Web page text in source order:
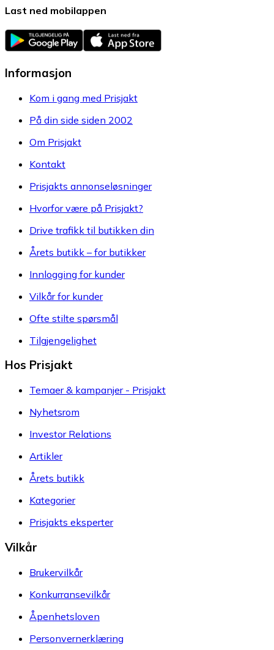
Last ned mobilappen
Informasjon
Kom i gang med Prisjakt
På din side siden 2002
Om Prisjakt
Kontakt
Prisjakts annonseløsninger
Hvorfor være på Prisjakt?
Drive trafikk til butikken din
Årets butikk – for butikker
Innlogging for kunder
Vilkår for kunder
Ofte stilte spørsmål
Tilgjengelighet
Hos Prisjakt
Temaer & kampanjer - Prisjakt
Nyhetsrom
Investor Relations
Artikler
Årets butikk
Kategorier
Prisjakts eksperter
Vilkår
Brukervilkår
Konkurransevilkår
Åpenhetsloven
Personvernerklæring